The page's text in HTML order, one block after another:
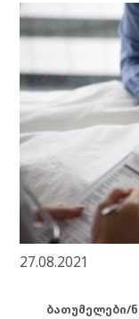
27.08.2021
ბათუმელები/